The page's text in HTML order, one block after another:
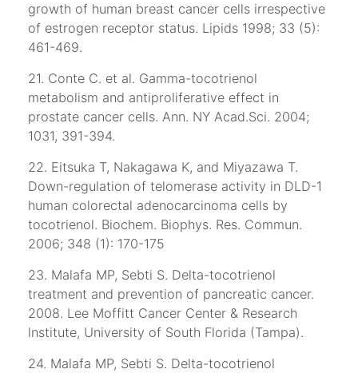
growth of human breast cancer cells irrespective
of estrogen receptor status. Lipids 1998; 33 (5):
461-469.
21. Conte C. et al. Gamma-tocotrienol
metabolism and antiproliferative effect in
prostate cancer cells. Ann. NY Acad.Sci. 2004;
1031, 391-394.
22. Eitsuka T, Nakagawa K, and Miyazawa T.
Down-regulation of telomerase activity in DLD-1
human colorectal adenocarcinoma cells by
tocotrienol. Biochem. Biophys. Res. Commun.
2006; 348 (1): 170-175
23. Malafa MP, Sebti S. Delta-tocotrienol
treatment and prevention of pancreatic cancer.
2008. Lee Moffitt Cancer Center & Research
lnstitute, University of South Florida (Tampa).
24. Malafa MP, Sebti S. Delta-tocotrienol